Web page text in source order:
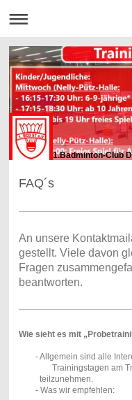
1.Badminton-Club
FAQ´s
An unsere
gestellt. Viele davon
Fragen
beantworten.
Wie sieht es mit
- Allgemein sind alle
Trainingstagen am
teilzunehmen.
- Was wir empfehlen: